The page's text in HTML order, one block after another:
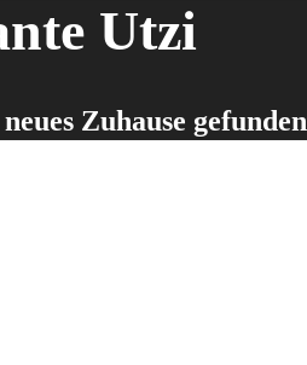
Utzi
Zuhause gefunden